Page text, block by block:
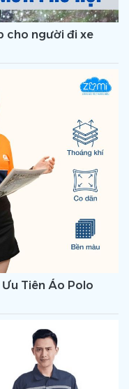
cho người đi xe
Tiên Áo Polo